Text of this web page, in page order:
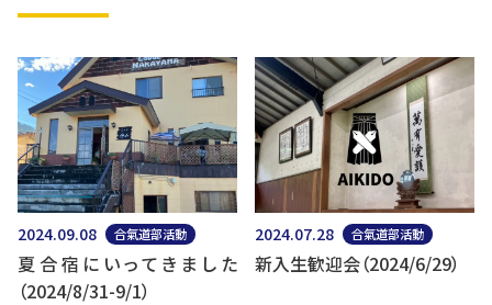
2024.09.08 合氣道部活動
夏合宿にいってきました
（2024/8/31-9/1）
2024.07.28 合氣道部活動
新入生歓迎会（2024/6/29）